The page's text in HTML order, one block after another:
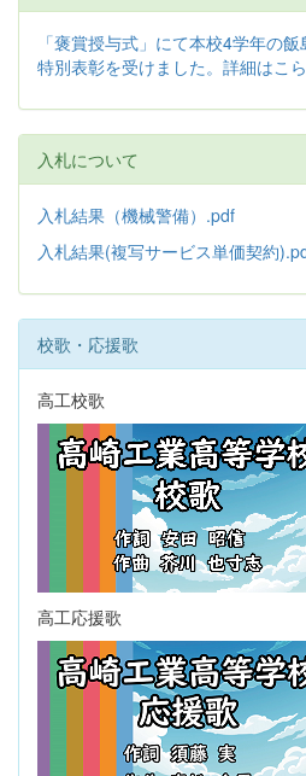
「褒賞授与式」にて本校4学年の
特別表彰を受けました。詳細はこ
入札について
入札結果（機械警備）.pdf
入札結果(複写サービス単価契約
校歌・応援歌
高工校歌
高工応援歌